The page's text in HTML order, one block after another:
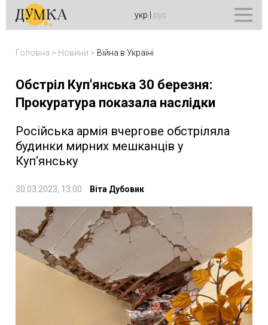
укр рус
Головна > Новини > Війна в Україні
Обстріл Куп'янська 30 березня:
Прокуратура показала наслідки
Російська армія вчергове обстріляла
будинки мирних мешканців у
Куп‘янську
30.03.2023, 13:00 Віта Дубовик